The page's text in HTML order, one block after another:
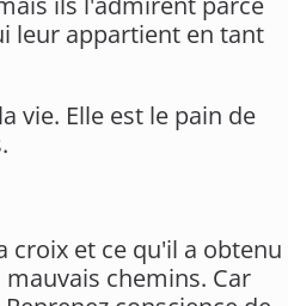
leur appartient en tant
vie. Elle est le pain de
croix et ce qu'il a obtenu
chemins. Car